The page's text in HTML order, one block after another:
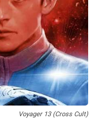
Voyager 13 (Cross Cult)